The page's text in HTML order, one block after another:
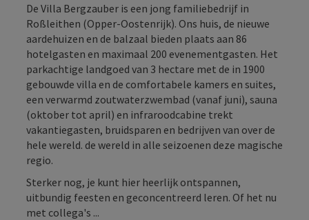
De Villa Bergzauber is een jong familiebedrijf in
Roßleithen (Opper-Oostenrijk). Ons huis, de nieuwe
aardehuizen en de balzaal bieden plaats aan 86
hotelgasten en maximaal 200 evenementgasten. Het
parkachtige landgoed van 3 hectare met de in 1900
gebouwde villa en de comfortabele kamers en suites,
een verwarmd zoutwaterzwembad (vanaf juni), sauna
(oktober tot april) en infraroodcabine trekt
vakantiegasten, bruidsparen en bedrijven van over de
hele wereld. de wereld in alle seizoenen deze magische
regio.
Sterker nog, je kunt hier heerlijk ontspannen,
uitbundig feesten en geconcentreerd leren. Of het nu
met collega's ...